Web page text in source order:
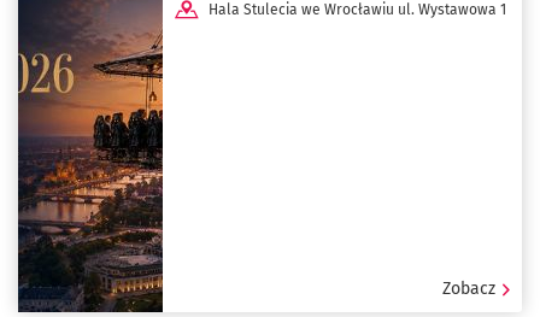
Hala Stulecia we Wrocławiu ul. Wystawowa 1
Zobacz